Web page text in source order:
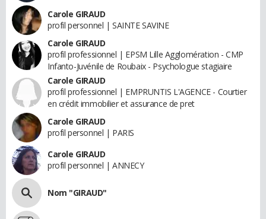
Carole GIRAUD
profil personnel | SAINTE SAVINE
Carole GIRAUD
profil professionnel | EPSM Lille Agglomération - CMP
Infanto-Juvénile de Roubaix - Psychologue stagiaire
Carole GIRAUD
profil professionnel | EMPRUNTIS L'AGENCE - Courtier
en crédit immobilier et assurance de pret
Carole GIRAUD
profil personnel | PARIS
Carole GIRAUD
profil personnel | ANNECY
Nom "GIRAUD"